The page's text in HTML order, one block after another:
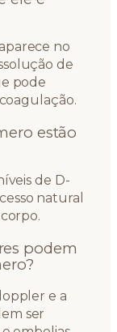
no
de
pode
estão
de D-
natural
podem
e a
ser